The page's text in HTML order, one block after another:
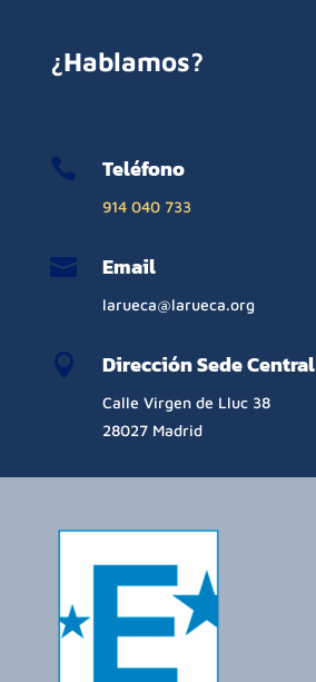
¿Hablamos?
 Teléfono
914 040 733
 Email
larueca@larueca.org
 Dirección Sede Central
Calle Virgen de Lluc 38
28027 Madrid